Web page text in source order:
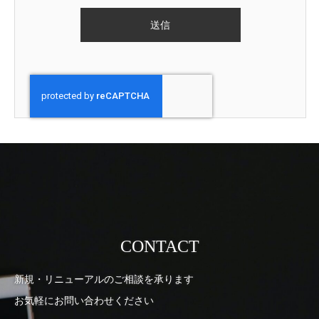
CONTACT
新規・リニューアルのご相談を承ります
お気軽にお問い合わせください